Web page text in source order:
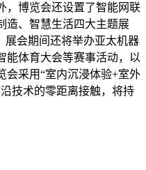
，博览会还设置了智能网联
造、智慧生活四大主题展
展会期间还将举办亚太机器
能体育大会等赛事活动，以
会采用“室内沉浸体验+室外
技术的零距离接触，将持